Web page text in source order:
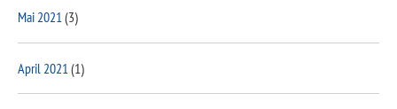
Mai 2021(3)
April 2021 (1)